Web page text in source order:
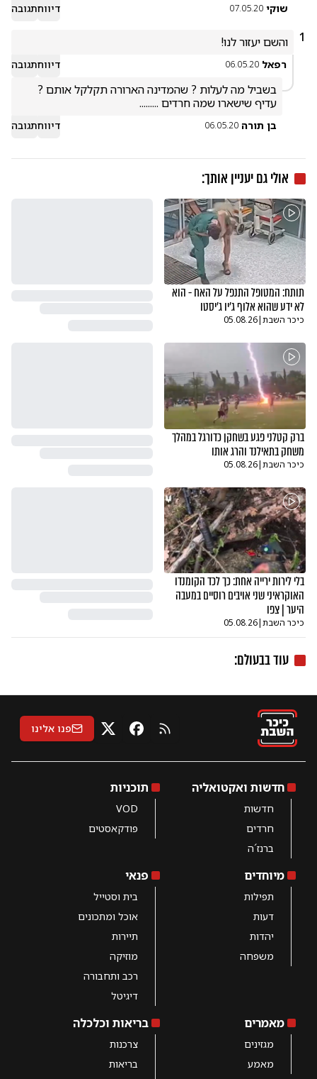
שוקי 07.05.20 דיווחתגובה
1 והשם יעזור לנו!
רפאל 06.05.20 דיווחתגובה
עדיף שישארו שמה חרדים .........
בן תורה 06.05.20 דיווחתגובה
אולי גם יעניין אותך:
תותח: המטופל התנפל על האח - הוא
לא ידע שהוא אלוף ג'יו ג'יסטו
כיכר השבת|
05.08.26
ברק קטלני פגע בשחקן כדורגל במהלך
משחק בתאילנד והרג אותו
כיכר השבת|
05.08.26
בלי לירות ירייה אחת: כך לכד הקומנדו
האוקראיני שני אויבים רוסיים במעבה
היער | צפו
כיכר השבת|
05.08.26
עוד בבעולם:
RSS פייסבוק
X פנו אלינו
חדשות ואקטואליה
חדשות
חרדים
ברנז´ה
תוכניות
VOD
פודקאסטים
מיוחדים
תפילות
דעות
יהדות
משפחה
פנאי
בית וסטייל
אוכל ומתכונים
תיירות
מוזיקה
רכב ותחבורה
דיגיטל
מאמרים
מגזינים
מאמע
בריאות וכלכלה
צרכנות
בריאות